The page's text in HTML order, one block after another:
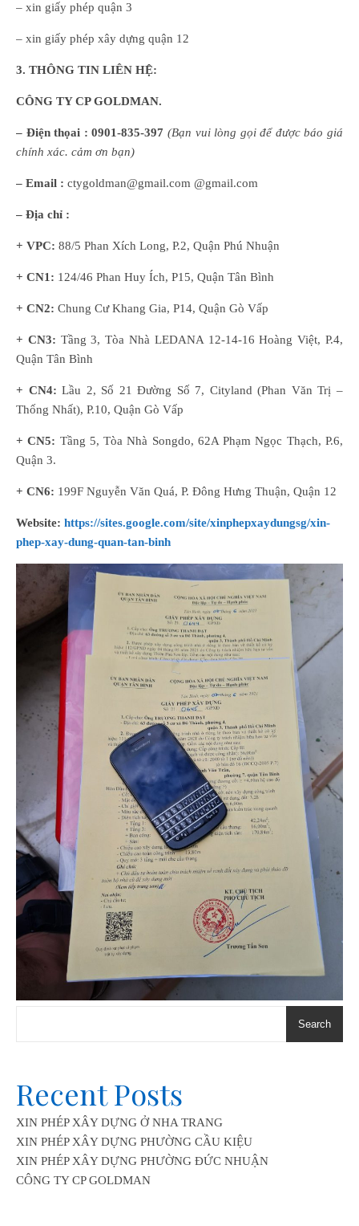
– xin giấy phép quận 3
– xin giấy phép xây dựng quận 12
3. THÔNG TIN LIÊN HỆ:
CÔNG TY CP GOLDMAN.
– Điện thọai : 0901-835-397 (Bạn vui lòng gọi để được báo giá
chính xác. cảm ơn bạn)
– Email : ctygoldman@gmail.com @gmail.com
– Địa chỉ :
+ VPC: 88/5 Phan Xích Long, P.2, Quận Phú Nhuận
+ CN1: 124/46 Phan Huy Ích, P15, Quận Tân Bình
+ CN2: Chung Cư Khang Gia, P14, Quận Gò Vấp
+ CN3: Tầng 3, Tòa Nhà LEDANA 12-14-16 Hoàng Việt, P.4,
Quận Tân Bình
+ CN4:Lầu 2, Số 21 Đường Số 7, Cityland (Phan Văn Trị –
Thống Nhất), P.10, Quận Gò Vấp
+ CN5: Tầng 5, Tòa Nhà Songdo, 62A Phạm Ngọc Thạch, P.6,
Quận 3.
+ CN6: 199F Nguyễn Văn Quá, P. Đông Hưng Thuận, Quận 12
Website: https://sites.google.com/site/xinphepxaydungsg/xin-
phep-xay-dung-quan-tan-binh
Search
Recent Posts
XIN PHÉP XÂY DỰNG Ở NHA TRANG
XIN PHÉP XÂY DỰNG PHƯỜNG CẦU KIỆU
XIN PHÉP XÂY DỰNG PHƯỜNG ĐỨC NHUẬN
CÔNG TY CP GOLDMAN